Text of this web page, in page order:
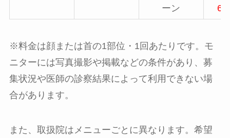
ーン
※料金は顔または首の1部位・1回あたりです。モ
ニターには写真撮影や掲載などの条件があり、募
集状況や医師の診察結果によって利用できない場
合があります。
また、取扱院はメニューごとに異なります。希望